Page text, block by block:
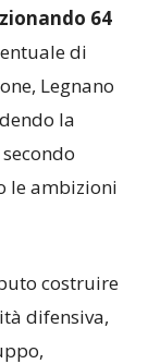
64
di
Legnano
la
le ambizioni
costruire
difensiva,